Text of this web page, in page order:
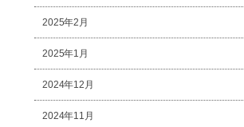
2025年2月
2025年1月
2024年12月
2024年11月